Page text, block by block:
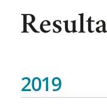
2019